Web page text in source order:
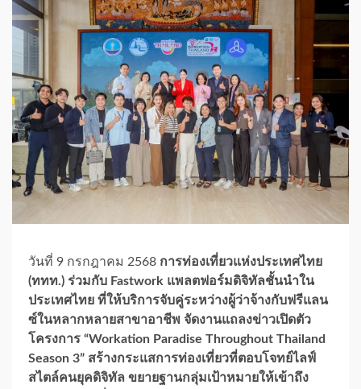
วันที่ 9 กรกฎาคม 2568 การท่องเที่ยวแห่งประเทศไทย
(ททท.) ร่วมกับ Fastwork แพลตฟอร์มดิจิทัลชั้นนำใน
ประเทศไทย ที่ให้บริการจับคู่ระหว่างผู้ว่าจ้างกับฟรีแลน
ซ์ในหลากหลายสาขาอาชีพ จัดงานแถลงข่าวเปิดตัว
โครงการ “Workation Paradise Throughout Thailand
Season 3” สร้างกระแสการท่องเที่ยวที่ตอบโจทย์ไลฟ์
สไตล์คนยุคดิจิทัล ขยายฐานกลุ่มเป้าหมายให้เข้าถึง